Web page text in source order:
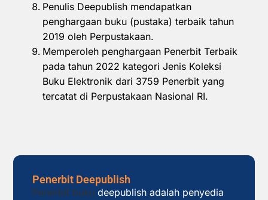
Penulis Deepublish mendapatkan
penghargaan buku (pustaka) terbaik tahun
2019 oleh Perpustakaan.
Memperoleh penghargaan Penerbit Terbaik
pada tahun 2022 kategori Jenis Koleksi
Buku Elektronik dari 3759 Penerbit yang
tercatat di Perpustakaan Nasional RI.
Penerbit Deepublish
Penerbit buku deepublish adalah penyedia